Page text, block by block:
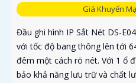
Giá Khuyến
Đầu ghi hình IP Sắt Nét DS-
với tốc độ bang thông lên tới
đêm một cách rõ nét. Với 1 ổ
bảo khả năng lưu trữ và chất